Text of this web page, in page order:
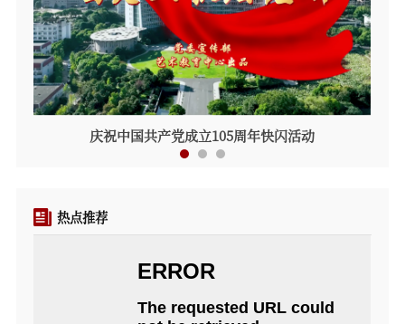
庆祝中国共产党成立105周年快闪活动
热点推荐